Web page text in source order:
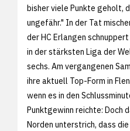
bisher viele Punkte geholt,
ungefähr." In der Tat
der HC Erlangen
in der stärksten Liga der
sechs. Am vergangenen
ihre aktuell Top-Form in
wenn es in den
Punktgewinn reichte: Doch
Norden unterstrich, dass